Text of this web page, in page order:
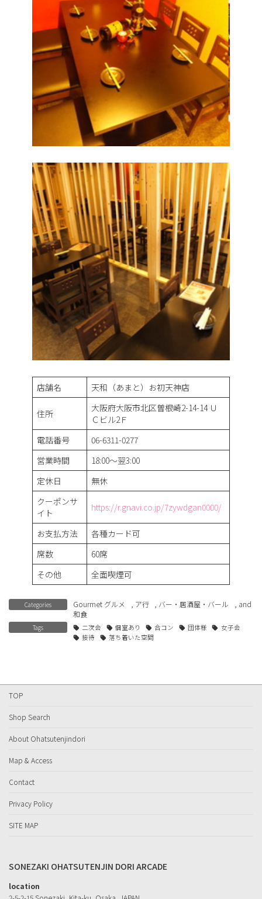
店舗名 天和（あまと）お初天神店
住所
大阪府大阪市北区曽根崎2-14-14 Ｕ
Ｃビル2Ｆ
電話番号
06-6311-0277
営業時間
18:00～翌3:00
定休日
無休
クーポンサ
イト
https://r.gnavi.co.jp/7zywdgan0000/
お支払方法
各種カード可
席数
60席
その他
全面喫煙可
Categories Gourmet グルメ ア行 バー・居酒屋・バール
, and
和食
Tags 二次会 個室あり 合コン 団体様
女子会
接待
落ち着いた空間
TOP
Shop Search
About Ohatsutenjindori
Map & Access
Contact
Privacy Policy
SITE MAP
SONEZAKI OHATSUTENJIN DORI ARCADE
location